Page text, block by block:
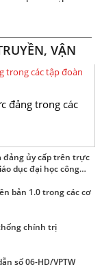
VẬN
đảng trong các
đảng ủy cấp trên trực
dục đại học công
bản 1.0 trong các cơ
chính trị
số 06-HD/VPTW